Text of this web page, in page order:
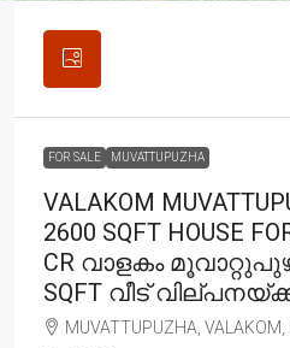
FOR SALE MUVATTUPUZHA
VALAKOM
2600 SQFT HOUSE
CR വാളകം
SQFT വീട്
MUVATTUPUZHA,